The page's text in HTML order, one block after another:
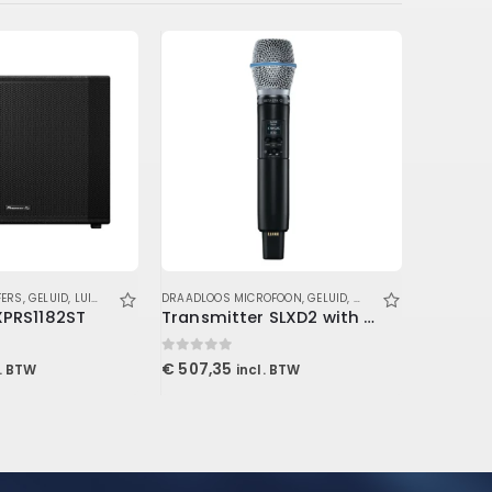
,GELUID, LUIDSPREKERS SUBWOOFERS
BTW
DRAADLOOS MICROFOON,GELUID, MICROFOON & IN-EAR
Transmitter SLXD2 with B87A
0out of 5
€ 507,35 incl. BTW